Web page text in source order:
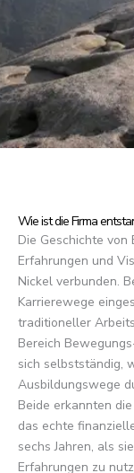
Wie ist die Firma
Die Geschichte
Erfahrungen und
Nickel verbunden.
Karrierewege
traditioneller
Bereich
sich selbstständig,
Ausbildungswege
Beide erkannten
das echte
sechs Jahren, als
Erfahrungen zu